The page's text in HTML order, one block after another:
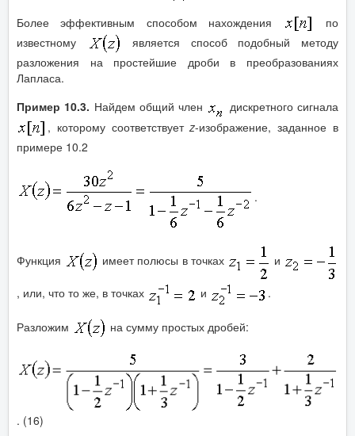
Более эффективным способом нахождения
по
известному
является способ подобный методу
разложения на простейшие дроби в преобразованиях
Лапласа.
Пример 10.3. Найдем общий член
дискретного сигнала
, которому соответствуетz-изображение, заданное в
примере 10.2
.
Функция имеет полюсы в точках и
, или, что то же, в точках и .
Разложим на сумму простых дробей:
. (16)